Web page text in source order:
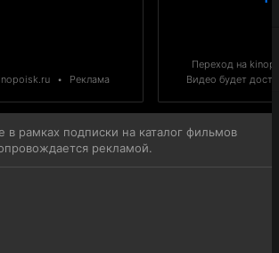
• Реклама
Переход на
Видео будет
в рамках подписки на каталог фильмов
рекламой.